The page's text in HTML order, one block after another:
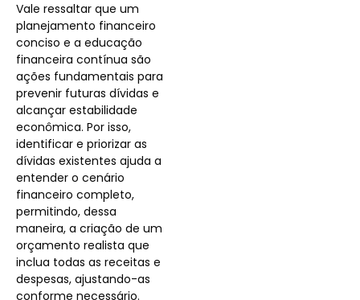
Vale ressaltar que um
planejamento financeiro
conciso e a educação
financeira contínua são
ações fundamentais para
prevenir futuras dívidas e
alcançar estabilidade
econômica. Por isso,
identificar e priorizar as
dívidas existentes ajuda a
entender o cenário
financeiro completo,
permitindo, dessa
maneira, a criação de um
orçamento realista que
inclua todas as receitas e
despesas, ajustando-as
conforme necessário.